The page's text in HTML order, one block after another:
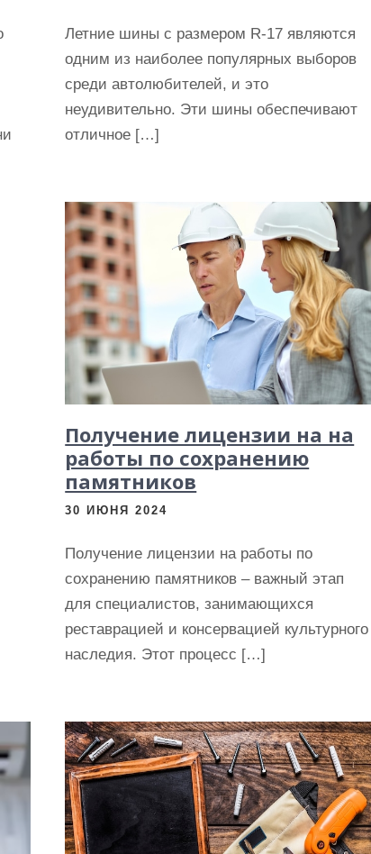
Летние шины с размером R-17 являются
одним из наиболее популярных выборов
среди автолюбителей, и это
неудивительно. Эти шины обеспечивают
отличное […]
Получение лицензии на на
работы по сохранению
памятников
30 ИЮНЯ 2024
Получение лицензии на работы по
сохранению памятников – важный этап
для специалистов, занимающихся
реставрацией и консервацией культурного
наследия. Этот процесс […]